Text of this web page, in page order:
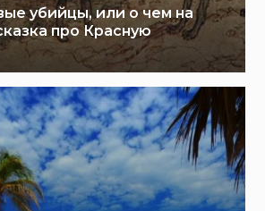
убийцы, или о чем на
про Красную